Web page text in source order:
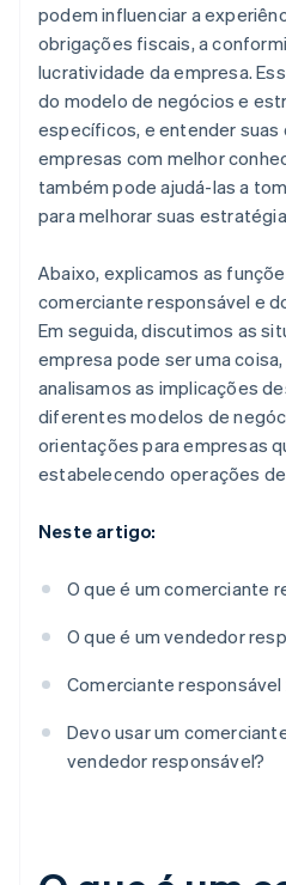
podem influenciar a
obrigações fiscais, a
lucratividade da empresa.
do modelo de negócios e
específicos, e entender suas
empresas com melhor
também pode ajudá-las a
para melhorar suas
Abaixo, explicamos as
comerciante responsável e
Em seguida, discutimos as
empresa pode ser uma
analisamos as implicações
diferentes modelos de
orientações para empresas
estabelecendo operações
Neste artigo:
O que é um comerciante
O que é um vendedor
Comerciante
Devo usar um
vendedor responsável?